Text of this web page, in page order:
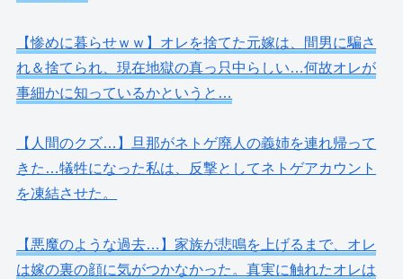
【惨めに暮らせｗｗ】オレを捨てた元嫁は、間男に騙さ
れ＆捨てられ、現在地獄の真っ只中らしい…何故オレが
事細かに知っているかというと…
【人間のクズ…】旦那がネトゲ廃人の義姉を連れ帰って
きた…犠牲になった私は、反撃としてネトゲアカウント
を凍結させた。
【悪魔のような過去…】家族が悲鳴を上げるまで、オレ
は嫁の裏の顔に気がつかなかった。真実に触れたオレは